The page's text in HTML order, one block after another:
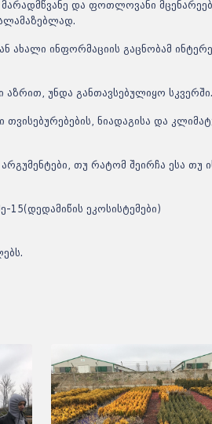
მარადმწვანე და ფოთლოვანი
ახალი ინფორმაციის გაცნობამ
აზრით, უნდა განთავსებულიყო სკვერში.
ნიადაგისა და
თუ რატომ შეირჩა ესა თუ
15(დედამიწის ეკოსისტემები)